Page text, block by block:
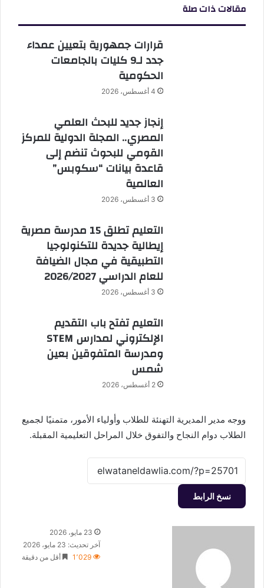
مقالات ذات صلة
قرارات جمهورية بتعيين عمداء
جدد لـ9 كليات بالجامعات
الحكومية
4 أغسطس، 2026
إنجاز جديد للبحث العلمي
المصري.. المجلة الدولية للمركز
القومي للبحوث تنضم إلى
قاعدة بيانات “سكوبس”
العالمية
3 أغسطس، 2026
التعليم تطلق 15 مدرسة مصرية
إيطالية جديدة للتكنولوجيا
التطبيقية في مجال الضيافة
للعام الدراسي 2026/2027
3 أغسطس، 2026
التعليم تفتح باب التقديم
الإلكتروني لمدارس STEM
ومدرسة المتفوقين بعين
شمس
2 أغسطس، 2026
ووجه مدير المديرية التهنئة للطلاب وأولياء الأمور، متمنيًا لجميع
الطلاب دوام النجاح والتفوق خلال المراحل التعليمية المقبلة.
نسخ الرابط
أرسل
بريدا
إلكترونيا
23 مايو، 2026
آخر تحديث: 23 مايو، 2026
1٬029
أقل من دقيقة